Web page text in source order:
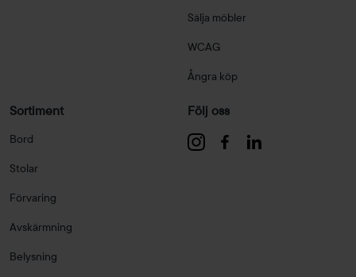
Sälja möbler
WCAG
Ångra köp
Sortiment
Bord
Stolar
Förvaring
Avskärmning
Belysning
Följ oss